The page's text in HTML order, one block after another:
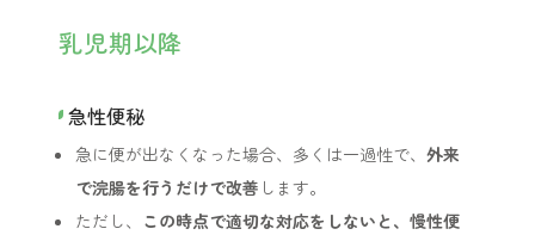
乳児期以降
急性便秘
急に便が出なくなった場合、多くは一過性で、外来
で浣腸を行うだけで改善 します。
ただし、 この時点で適切な対応をしないと、慢性便